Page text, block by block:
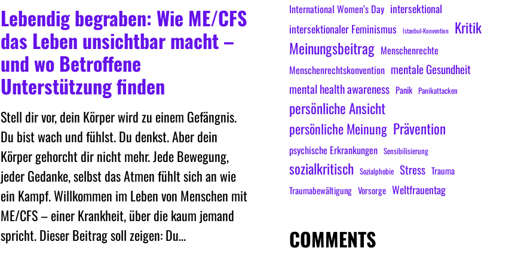
Lebendig begraben: Wie ME/CFS
das Leben unsichtbar macht –
und wo Betroffene
Unterstützung finden
Stell dir vor, dein Körper wird zu einem Gefängnis.
Du bist wach und fühlst. Du denkst. Aber dein
Körper gehorcht dir nicht mehr. Jede Bewegung,
jeder Gedanke, selbst das Atmen fühlt sich an wie
ein Kampf. Willkommen im Leben von Menschen mit
ME/CFS – einer Krankheit, über die kaum jemand
spricht. Dieser Beitrag soll zeigen: Du…
International Women’s Day intersektional
intersektionaler Feminismus
Istanbul-Konvention Kritik
Meinungsbeitrag Menschenrechte
Menschenrechtskonvention mentale Gesundheit
mental health awareness Panik Panikattacken
persönliche Ansicht
persönliche Meinung Prävention
psychische Erkrankungen Sensibilisierung
sozialkritisch Sozialphobie Stress Trauma
Traumabewältigung Vorsorge Weltfrauentag
COMMENTS